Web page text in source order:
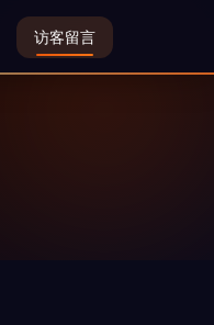
访客留言